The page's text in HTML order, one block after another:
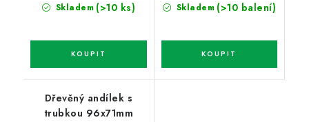
Skladem (>10 ks) Skladem (>10 balení)
Dřevěný andílek s
trubkou 96x71mm